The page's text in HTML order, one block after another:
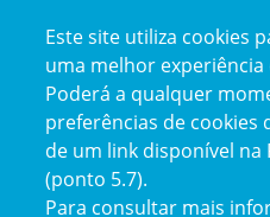
Este site utiliza cookies
uma melhor experiência
Poderá a qualquer
preferências de cookies
de um link disponível na
(ponto 5.7).
Para consultar mais